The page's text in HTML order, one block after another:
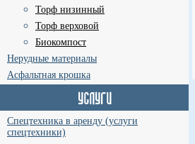
Торф низинный
Торф верховой
Биокомпост
Нерудные материалы
Асфальтная крошка
Спецтехника в аренду (услуги
спецтехники)